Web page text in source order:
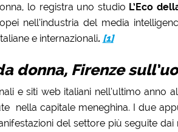
lo registra uno studio L’Eco
nell’industria del media
e internazionali. [1]
donna, Firenze
e siti web italiani nell’ultimo anno
nella capitale meneghina. I due
del settore più seguite dai